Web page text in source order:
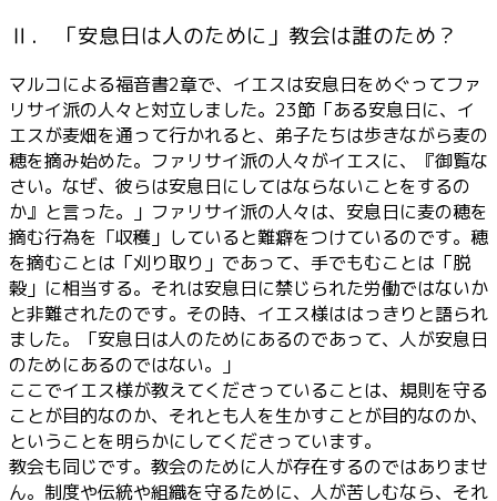
Ⅱ． 「安息日は人のために」教会は誰のため？
マルコによる福音書2章で、イエスは安息日をめぐってファ
リサイ派の人々と対立しました。23節「ある安息日に、イ
エスが麦畑を通って行かれると、弟子たちは歩きながら麦の
穂を摘み始めた。ファリサイ派の人々がイエスに、『御覧な
さい。なぜ、彼らは安息日にしてはならないことをするの
か』と言った。」ファリサイ派の人々は、安息日に麦の穂を
摘む行為を「収穫」していると難癖をつけているのです。穂
を摘むことは「刈り取り」であって、手でもむことは「脱
穀」に相当する。それは安息日に禁じられた労働ではないか
と非難されたのです。その時、イエス様ははっきりと語られ
ました。「安息日は人のためにあるのであって、人が安息日
のためにあるのではない。」
ここでイエス様が教えてくださっていることは、規則を守る
ことが目的なのか、それとも人を生かすことが目的なのか、
ということを明らかにしてくださっています。
教会も同じです。教会のために人が存在するのではありませ
ん。制度や伝統や組織を守るために、人が苦しむなら、それ